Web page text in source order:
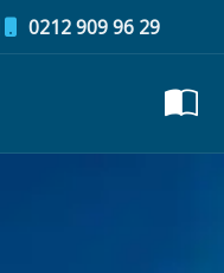
0212 909 96 29